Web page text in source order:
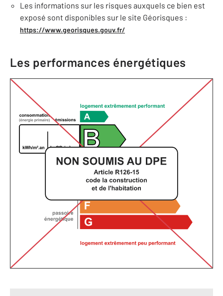
Les informations sur les risques auxquels ce bien est
exposé sont disponibles sur le site Géorisques :
https://www.georisques.gouv.fr/
Les performances énergétiques